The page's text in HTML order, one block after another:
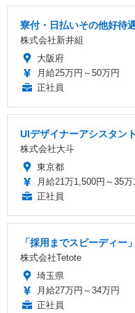
寮付・日払いその他好待
株式会社新井組
大阪府
月給25万円～50万円
正社員
UIデザイナーアシスタン
株式会社大斗
東京都
月給21万1,500円～35
正社員
「採用までスピーディ
株式会社Tetote
埼玉県
月給27万円～34万円
正社員